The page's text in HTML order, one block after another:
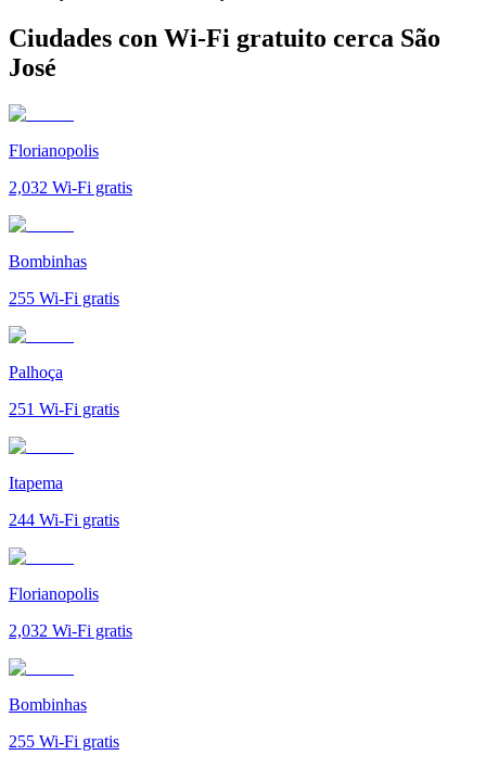
Ciudades con Wi-Fi gratuito cerca São
José
Florianopolis
2,032 Wi-Fi gratis
Bombinhas
255 Wi-Fi gratis
Palhoça
251 Wi-Fi gratis
Itapema
244 Wi-Fi gratis
Florianopolis
2,032 Wi-Fi gratis
Bombinhas
255 Wi-Fi gratis